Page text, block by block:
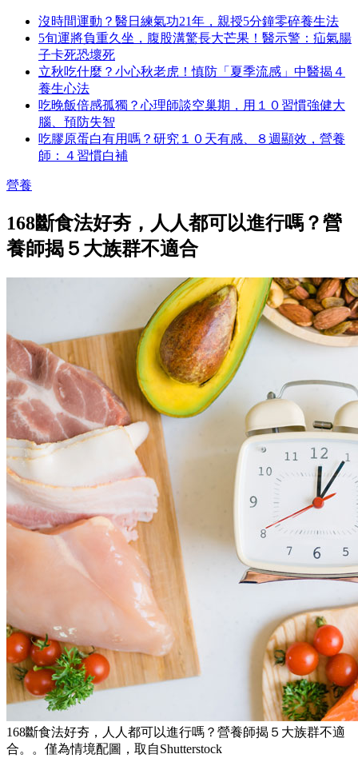
沒時間運動？醫日練氣功21年，親授5分鐘零碎養生法
5旬運將負重久坐，腹股溝驚長大芒果！醫示警：疝氣腸
子卡死恐壞死
立秋吃什麼？小心秋老虎！慎防「夏季流感」中醫揭４
養生心法
吃晚飯倍感孤獨？心理師談空巢期，用１０習慣強健大
腦、預防失智
吃膠原蛋白有用嗎？研究１０天有感、８週顯效，營養
師：４習慣白補
營養
168斷食法好夯，人人都可以進行嗎？營
養師揭５大族群不適合
168斷食法好夯，人人都可以進行嗎？營養師揭５大族群不適
合。。僅為情境配圖，取自Shutterstock